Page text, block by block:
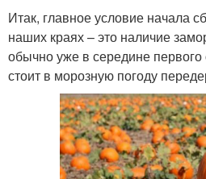
Итак, главное условие начала
наших краях – это наличие
обычно уже в середине
стоит в морозную погоду